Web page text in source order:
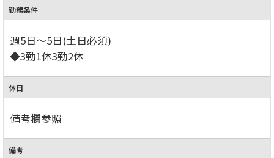
勤務条件
週5日～5日(土日必須)
◆3勤1休3勤2休
休日
備考欄参照
備考